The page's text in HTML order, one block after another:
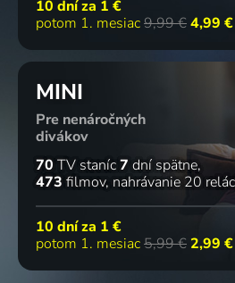
10 dní za 1 €
potom 1. mesiac9,99 €4,99 €
MINI
Pre nenáročných
divákov
70 TV staníc7 dní spätne
473 filmov nahrávanie 20
10 dní za 1 €
potom 1. mesiac5,99 € 2,99 €